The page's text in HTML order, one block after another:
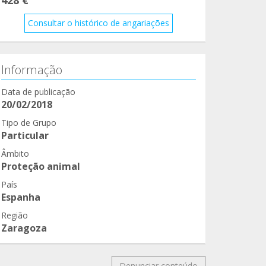
Consultar o histórico de angariações
Informação
Data de publicação
20/02/2018
Tipo de Grupo
Particular
Âmbito
Proteção animal
País
Espanha
Região
Zaragoza